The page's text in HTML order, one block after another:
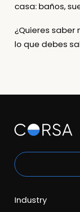
casa: baños,
¿Quieres saber
lo que debes
Industry